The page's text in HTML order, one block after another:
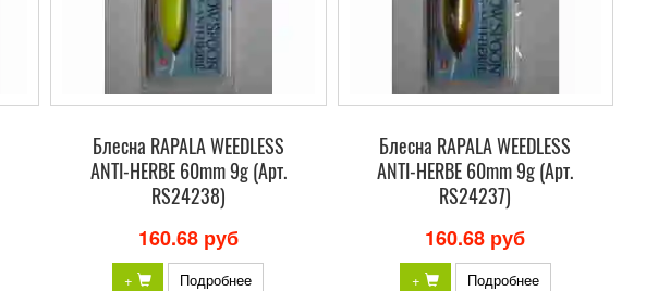
Блесна RAPALA WEEDLESS
ANTI-HERBE 60mm 9g (Арт.
RS24238)
160.68 руб
+ Подробнее
Блесна RAPALA WEEDLESS
ANTI-HERBE 60mm 9g (Арт.
RS24237)
160.68 руб
+ Подробнее